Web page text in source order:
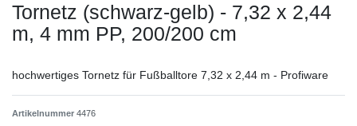
Tornetz (schwarz-gelb) - 7,32 x 2,44
m, 4 mm PP, 200/200 cm
hochwertiges Tornetz für Fußballtore 7,32 x 2,44 m - Profiware
Artikelnummer 4476